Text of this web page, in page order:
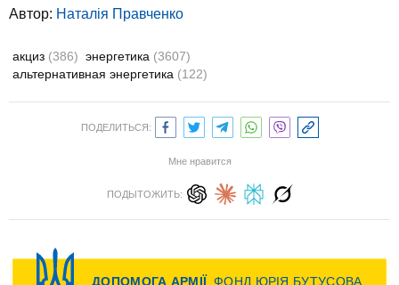
Автор: Наталія Правченко
акциз (386) энергетика (3607)
альтернативная энергетика (122)
ПОДЕЛИТЬСЯ:
Мне нравится
ПОДЫТОЖИТЬ: